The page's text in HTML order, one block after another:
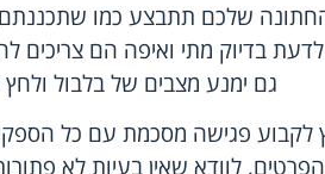
שלכם תתבצע כמו שתכננתם,
בדיוק מתי ואיפה הם
גם ימנע מצבים של בלבול
לקבוע פגישה מסכמת עם כל
לוודא שאין בעיות לא